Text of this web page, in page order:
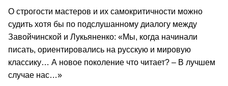
О строгости мастеров и их самокритичности можно
судить хотя бы по подслушанному диалогу между
Завойчинской и Лукьяненко: «Мы, когда начинали
писать, ориентировались на русскую и мировую
классику… А новое поколение что читает? – В лучшем
случае нас…»